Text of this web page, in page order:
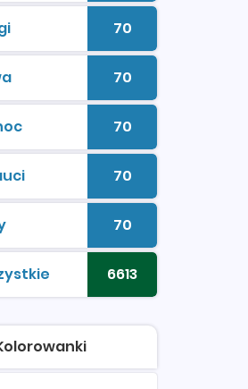
do drukuLiczba
70
do drukuLiczba
70
do drukuLiczba
70
do drukuLiczba
70
do drukuLiczba
70
do drukuLiczba
6613